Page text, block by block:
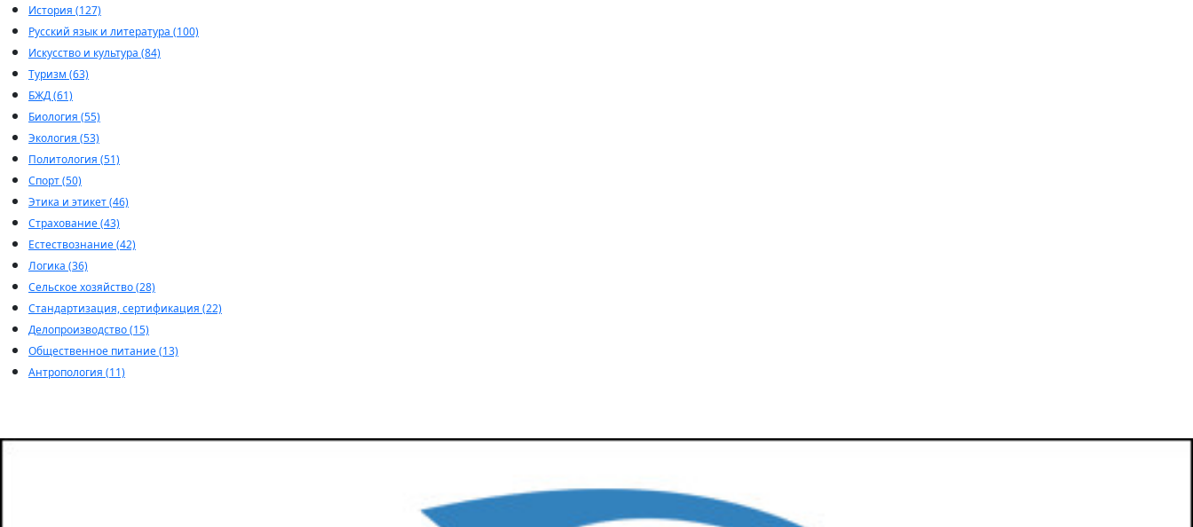
История (127)
Русский язык и литература (100)
Искусство и культура (84)
Туризм (63)
БЖД (61)
Биология (55)
Экология (53)
Политология (51)
Спорт (50)
Этика и этикет (46)
Страхование (43)
Естествознание (42)
Логика (36)
Сельское хозяйство (28)
Стандартизация, сертификация (22)
Делопроизводство (15)
Общественное питание (13)
Антропология (11)